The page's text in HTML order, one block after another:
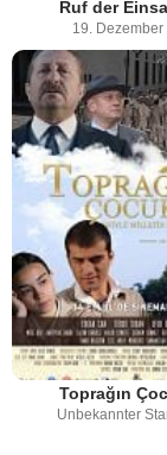
Ruf der
19. Dezember
Toprağın
Unbekannter